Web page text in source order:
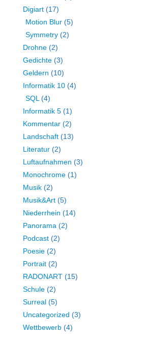
Digiart (17)
Motion Blur (5)
Symmetry (2)
Drohne (2)
Gedichte (3)
Geldern (10)
Informatik 10 (4)
SQL (4)
Informatik 5 (1)
Kommentar (2)
Landschaft (13)
Literatur (2)
Luftaufnahmen (3)
Monochrome (1)
Musik (2)
Musik&Art (5)
Niederrhein (14)
Panorama (2)
Podcast (2)
Poesie (2)
Portrait (2)
RADONART (15)
Schule (2)
Surreal (5)
Uncategorized (3)
Wettbewerb (4)